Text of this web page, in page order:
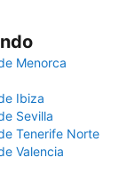
Menorca
Ibiza
Sevilla
Tenerife Norte
Valencia